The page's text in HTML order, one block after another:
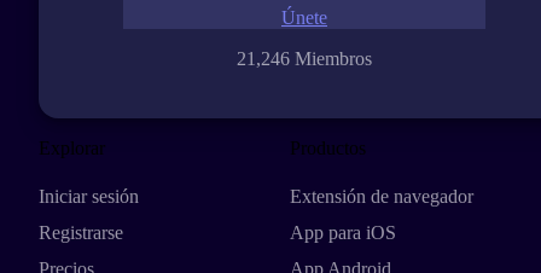
21,246 Miembros
Únete
Explorar
Iniciar sesión
Registrarse
Precios
Productos
Extensión de navegador
App para iOS
App Android